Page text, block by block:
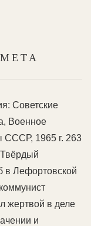
Советские
Военное
СССР, 1965 г. 263
Твёрдый
в Лефортовской
жертвой в деле
и